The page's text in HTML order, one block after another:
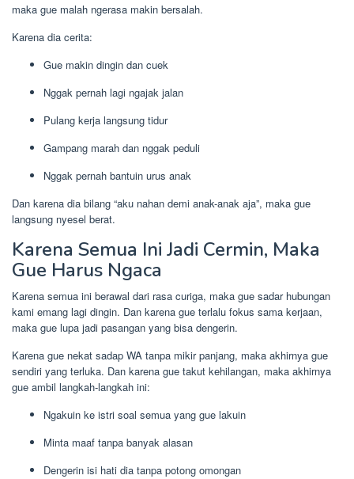
maka gue malah ngerasa makin bersalah.
Karena dia cerita:
Gue makin dingin dan cuek
Nggak pernah lagi ngajak jalan
Pulang kerja langsung tidur
Gampang marah dan nggak peduli
Nggak pernah bantuin urus anak
Dan karena dia bilang “aku nahan demi anak-anak aja”, maka gue
langsung nyesel berat.
Karena Semua Ini Jadi Cermin, Maka
Gue Harus Ngaca
Karena semua ini berawal dari rasa curiga, maka gue sadar hubungan
kami emang lagi dingin. Dan karena gue terlalu fokus sama kerjaan,
maka gue lupa jadi pasangan yang bisa dengerin.
Karena gue nekat sadap WA tanpa mikir panjang, maka akhirnya gue
sendiri yang terluka. Dan karena gue takut kehilangan, maka akhirnya
gue ambil langkah-langkah ini:
Ngakuin ke istri soal semua yang gue lakuin
Minta maaf tanpa banyak alasan
Dengerin isi hati dia tanpa potong omongan